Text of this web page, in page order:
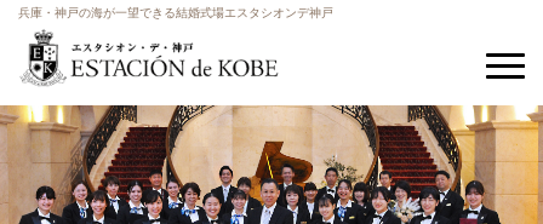
兵庫・神戸の海が一望できる結婚式場エスタシオンデ神戸